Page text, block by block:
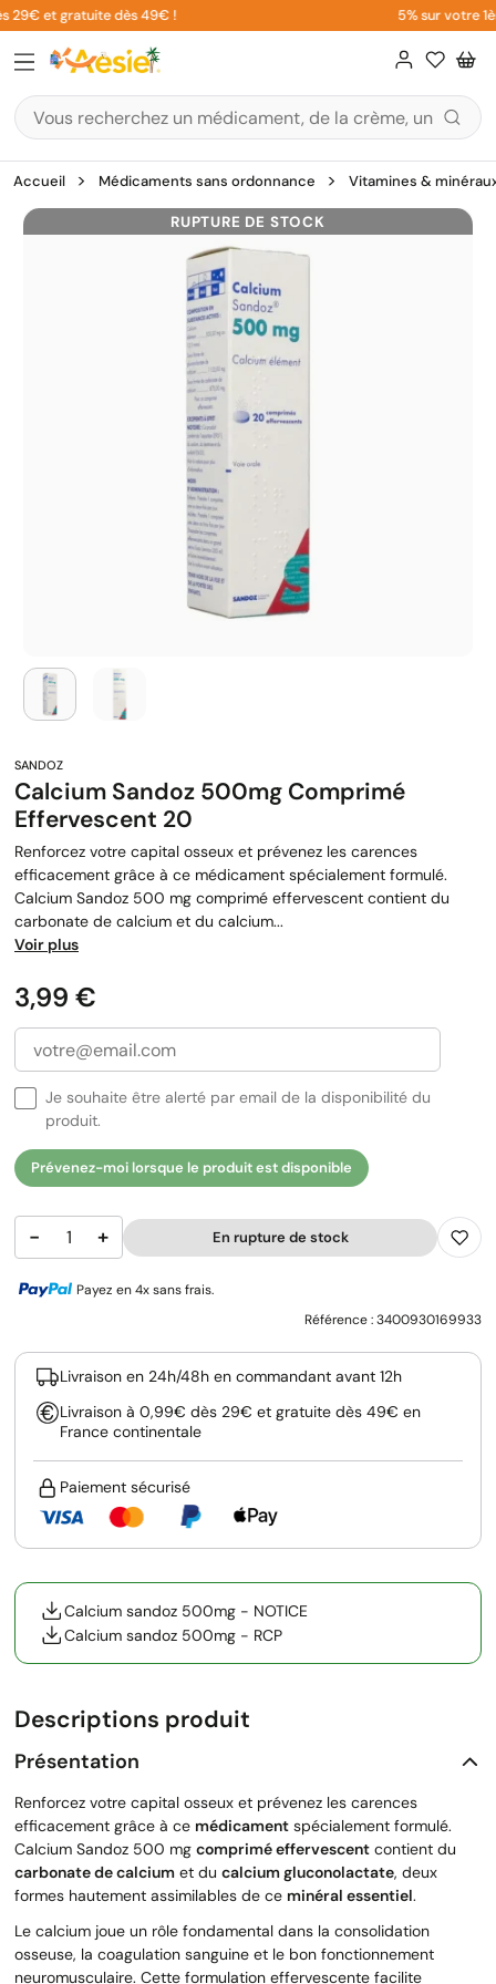
Aller
au
contenu
et gratuite dès 49€ ! 5% sur votre
Accueil Médicaments sans ordonnance Vitamines &
RUPTURE DE STOCK
Calcium Sandoz 500mg Comprimé
Effervescent 20
Renforcez votre capital osseux et prévenez les carences
efficacement grâce à ce médicament spécialement formulé.
Calcium Sandoz 500 mg comprimé effervescent contient du
carbonate de calcium et du calcium...
Voir plus
Prix
3,99 €
Je souhaite être alerté par email de la disponibilité du
produit.
Prévenez-moi lorsque le produit est disponible
− + En rupture de stock
Payez en 4x sans frais.
Référence :3400930169933
Livraison en 24h/48h en commandant avant 12h
Livraison à 0,99€ dès 29€ et gratuite dès 49€ en
France continentale
Paiement sécurisé
Calcium sandoz 500mg - NOTICE
Calcium sandoz 500mg - RCP
Descriptions produit
Présentation
Renforcez votre capital osseux et prévenez les carences
efficacement grâce à ce médicament spécialement formulé.
Calcium Sandoz 500 mg comprimé effervescent contient du
carbonate de calcium et du calcium gluconolactate, deux
formes hautement assimilables de ce minéral essentiel.
Le calcium joue un rôle fondamental dans la consolidation
osseuse, la coagulation sanguine et le bon fonctionnement
neuromusculaire. Cette formulation effervescente facilite